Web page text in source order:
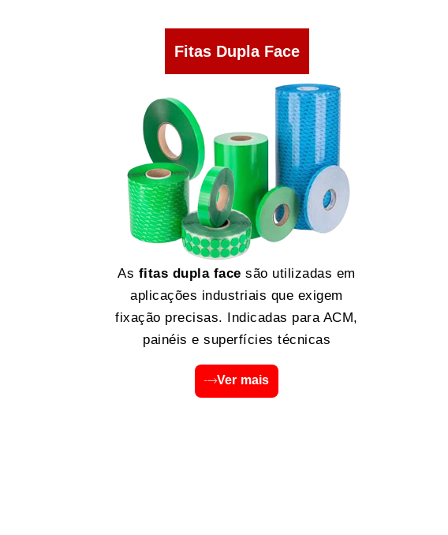
Fitas Dupla Face
As fitas dupla face são utilizadas em
aplicações industriais que exigem
fixação precisas. Indicadas para ACM,
painéis e superfícies técnicas
Ver mais